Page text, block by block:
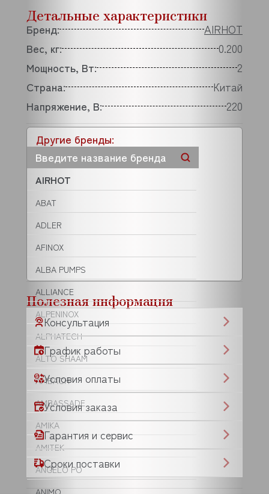
Другие бренды:
AIRHOT
ABAT
ADLER
AFINOX
ALBA PUMPS
ALLIANCE
ALPENINOX
ALPHATECH
ALTO SHAAM
AMBACH
AMBASSADE
AMIKA
AMITEK
ANGELO PO
ANIMO
Детальные характеристики
Бренд:
AIRHOT
Вес, кг:
0.200
Мощность, Вт:
2
Страна:
Китай
Напряжение, В:
220
Полезная информация
Консультация
График работы
Условия оплаты
Условия заказа
Гарантия и сервис
Сроки поставки